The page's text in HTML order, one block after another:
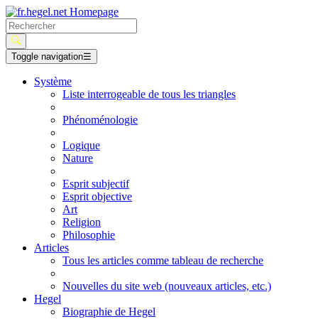
Toggle navigation☰
Système
Liste interrogeable de tous les triangles
Phénoménologie
Logique
Nature
Esprit subjectif
Esprit objective
Art
Religion
Philosophie
Articles
Tous les articles comme tableau de recherche
Nouvelles du site web (nouveaux articles, etc.)
Hegel
Biographie de Hegel